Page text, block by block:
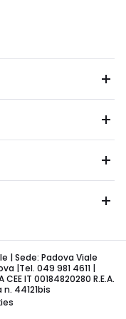
| Sede: Padova Viale
|Tel. 049 981 4611 |
IT 00184820280 R.E.A.
44121bis